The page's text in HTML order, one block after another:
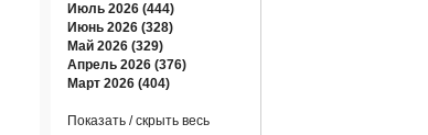
Июль 2026 (444)
Июнь 2026 (328)
Май 2026 (329)
Апрель 2026 (376)
Март 2026 (404)
Показать / скрыть весь